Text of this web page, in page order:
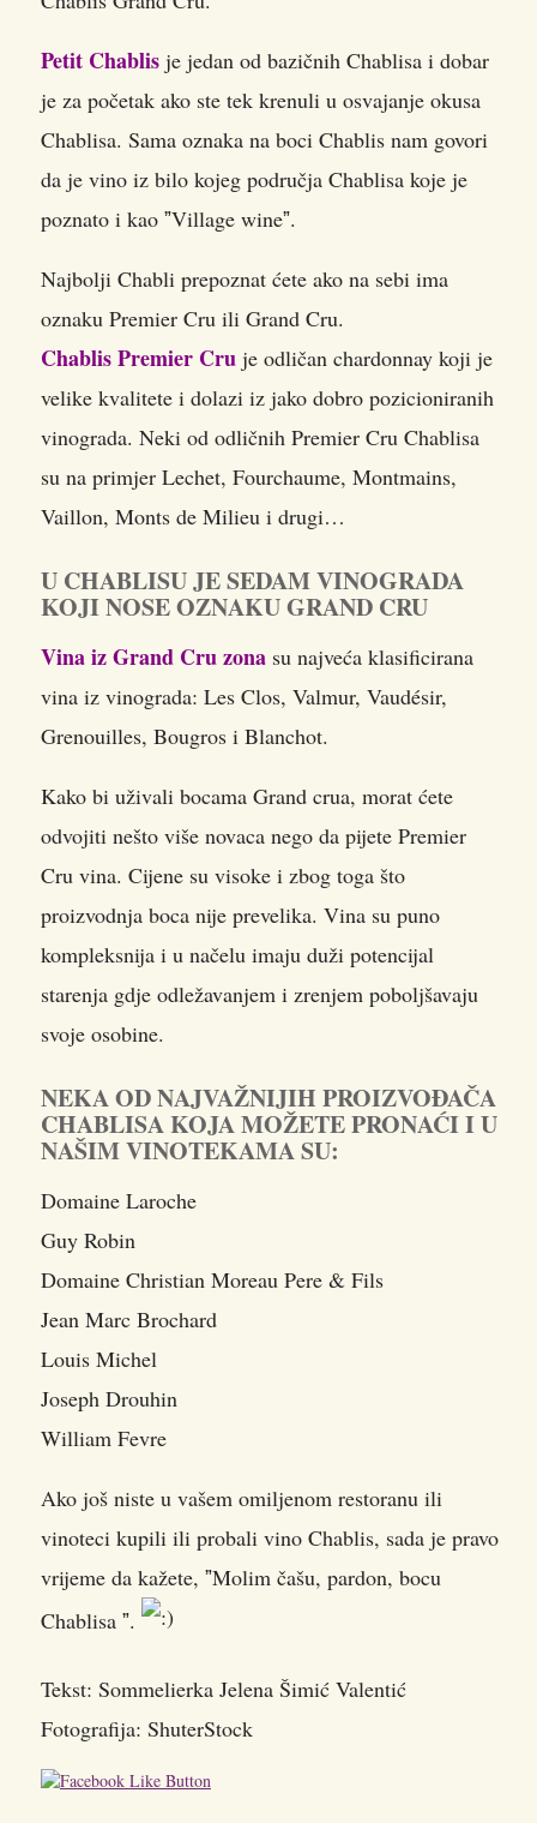
Petit Chablis je jedan od bazičnih Chablisa i dobar
je za početak ako ste tek krenuli u osvajanje okusa
Chablisa. Sama oznaka na boci Chablis nam govori
da je vino iz bilo kojeg područja Chablisa koje je
poznato i kao ˮVillage wineˮ.
Najbolji Chabli prepoznat ćete ako na sebi ima
oznaku Premier Cru ili Grand Cru.
Chablis Premier Cru je odličan chardonnay koji je
velike kvalitete i dolazi iz jako dobro pozicioniranih
vinograda. Neki od odličnih Premier Cru Chablisa
su na primjer Lechet, Fourchaume, Montmains,
Vaillon, Monts de Milieu i drugi…
U CHABLISU JE SEDAM VINOGRADA
KOJI NOSE OZNAKU GRAND CRU
Vina iz Grand Cru zona su najveća klasificirana
vina iz vinograda: Les Clos, Valmur, Vaudésir,
Grenouilles, Bougros i Blanchot.
Kako bi uživali bocama Grand crua, morat ćete
odvojiti nešto više novaca nego da pijete Premier
Cru vina. Cijene su visoke i zbog toga što
proizvodnja boca nije prevelika. Vina su puno
kompleksnija i u načelu imaju duži potencijal
starenja gdje odležavanjem i zrenjem poboljšavaju
svoje osobine.
NEKA OD NAJVAŽNIJIH PROIZVOĐAČA
CHABLISA KOJA MOŽETE PRONAĆI I U
NAŠIM VINOTEKAMA SU:
Domaine Laroche
Guy Robin
Domaine Christian Moreau Pere & Fils
Jean Marc Brochard
Louis Michel
Joseph Drouhin
William Fevre
Ako još niste u vašem omiljenom restoranu ili
vinoteci kupili ili probali vino Chablis, sada je pravo
vrijeme da kažete, ˮMolim čašu, pardon, bocu
Chablisa ˮ.
Tekst: Sommelierka Jelena Šimić Valentić
Fotografija: ShuterStock